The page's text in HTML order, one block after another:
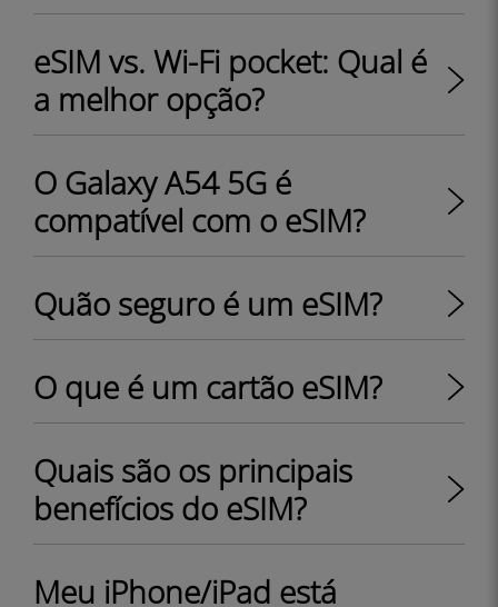
eSIM vs. Wi-Fi pocket: Qual é
a melhor opção?
O Galaxy A54 5G é
compatível com o eSIM?
Quão seguro é um eSIM?
O que é um cartão eSIM?
Quais são os principais
benefícios do eSIM?
Meu iPhone/iPad está